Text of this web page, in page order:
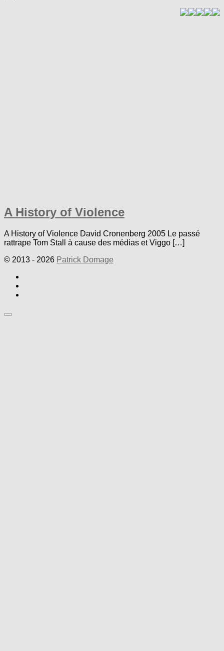
A History of Violence
A History of Violence David Cronenberg 2005 Le passé
rattrape Tom Stall à cause des médias et Viggo […]
© 2013 - 2026 Patrick Domage